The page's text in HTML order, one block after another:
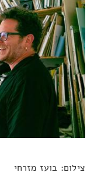
צילום: בועז מזרחי